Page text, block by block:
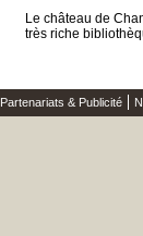
Le château de
très riche
Partenariats & Publicité